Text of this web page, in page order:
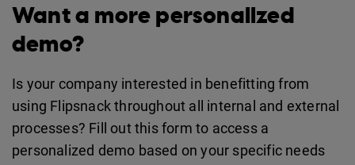
Want a more personalized
demo?
Is your company interested in benefitting from
using Flipsnack throughout all internal and external
processes? Fill out this form to access a
personalized demo based on your specific needs